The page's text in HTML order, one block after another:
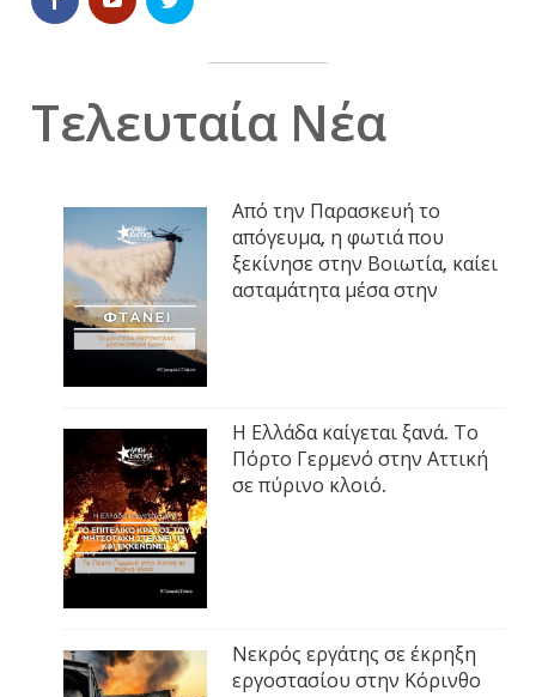
Τελευταία Νέα
Από την Παρασκευή το
απόγευμα, η φωτιά που
ξεκίνησε στην Βοιωτία, καίει
ασταμάτητα μέσα στην
Η Ελλάδα καίγεται ξανά. Το
Πόρτο Γερμενό στην Αττική
σε πύρινο κλοιό.
Νεκρός εργάτης σε έκρηξη
εργοστασίου στην Κόρινθο